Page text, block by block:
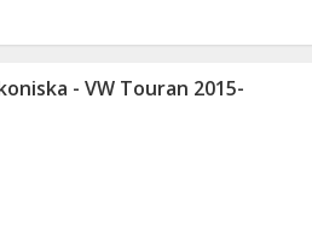
- VW Touran 2015-